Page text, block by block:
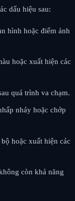
dấu hiệu sau:
hình hoặc điểm ảnh
hoặc xuất hiện các
quá trình va chạm.
nháy hoặc chớp
hoặc xuất hiện các
còn khả năng